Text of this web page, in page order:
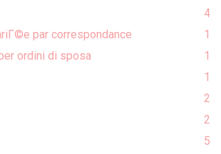
4
par correspondance
1
ordini di sposa
1
1
2
2
5